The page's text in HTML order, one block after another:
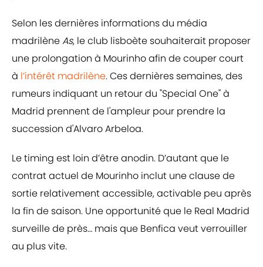
Selon les dernières informations du média
madrilèneAs, le club lisboète souhaiterait proposer
une prolongation à Mourinho afin de couper court
à l’intérêt madrilène. Ces dernières semaines, des
rumeurs indiquant un retour du "Special One" à
Madrid prennent de l'ampleur pour prendre la
succession d'Alvaro Arbeloa.
Le timing est loin d’être anodin. D’autant que le
contrat actuel de Mourinho inclut une clause de
sortie relativement accessible, activable peu après
la fin de saison. Une opportunité que le Real Madrid
surveille de près… mais que Benfica veut verrouiller
au plus vite.